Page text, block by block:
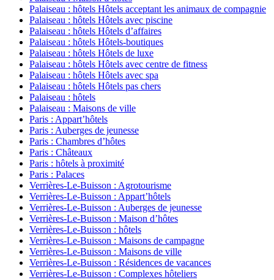
Palaiseau : hôtels Hôtels acceptant les animaux de compagnie
Palaiseau : hôtels Hôtels avec piscine
Palaiseau : hôtels Hôtels d’affaires
Palaiseau : hôtels Hôtels-boutiques
Palaiseau : hôtels Hôtels de luxe
Palaiseau : hôtels Hôtels avec centre de fitness
Palaiseau : hôtels Hôtels avec spa
Palaiseau : hôtels Hôtels pas chers
Palaiseau : hôtels
Palaiseau : Maisons de ville
Paris : Appart’hôtels
Paris : Auberges de jeunesse
Paris : Chambres d’hôtes
Paris : Châteaux
Paris : hôtels à proximité
Paris : Palaces
Verrières-Le-Buisson : Agrotourisme
Verrières-Le-Buisson : Appart’hôtels
Verrières-Le-Buisson : Auberges de jeunesse
Verrières-Le-Buisson : Maison d’hôtes
Verrières-Le-Buisson : hôtels
Verrières-Le-Buisson : Maisons de campagne
Verrières-Le-Buisson : Maisons de ville
Verrières-Le-Buisson : Résidences de vacances
Verrières-Le-Buisson : Complexes hôteliers